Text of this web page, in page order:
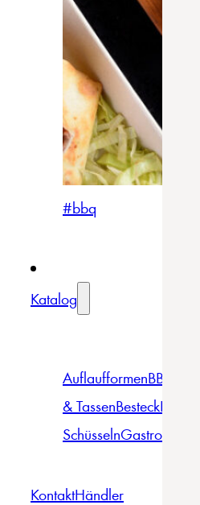
#bbq
Katalog
AuflaufformenBBQ
& TassenBesteckBowls &
SchüsselnGastro
KontaktHändler